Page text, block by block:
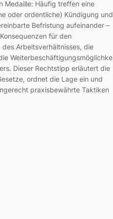
Medaille: Häufig treffen eine
oder ordentliche) Kündigung und
Befristung aufeinander –
für den
Arbeitsverhältnisses, die
Dieser Rechtstipp erläutert die
ordnet die Lage ein und
praxisbewährte Taktiken